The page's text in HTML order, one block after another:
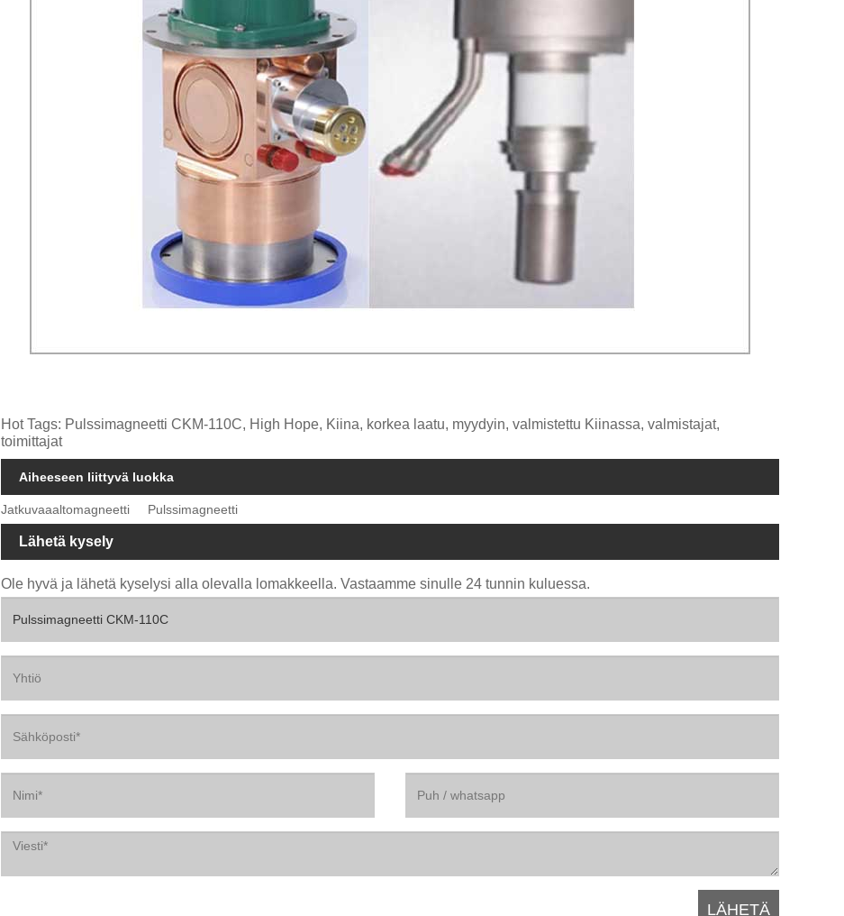
Hot Tags: Pulssimagneetti CKM-110C, High Hope, Kiina, korkea laatu, myydyin, valmistettu Kiinassa, valmistajat,
toimittajat
Aiheeseen liittyvä luokka
Jatkuvaaaltomagneetti Pulssimagneetti
Lähetä kysely
Ole hyvä ja lähetä kyselysi alla olevalla lomakkeella. Vastaamme sinulle 24 tunnin kuluessa.